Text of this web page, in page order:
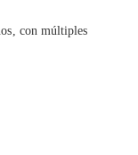
con múltiples